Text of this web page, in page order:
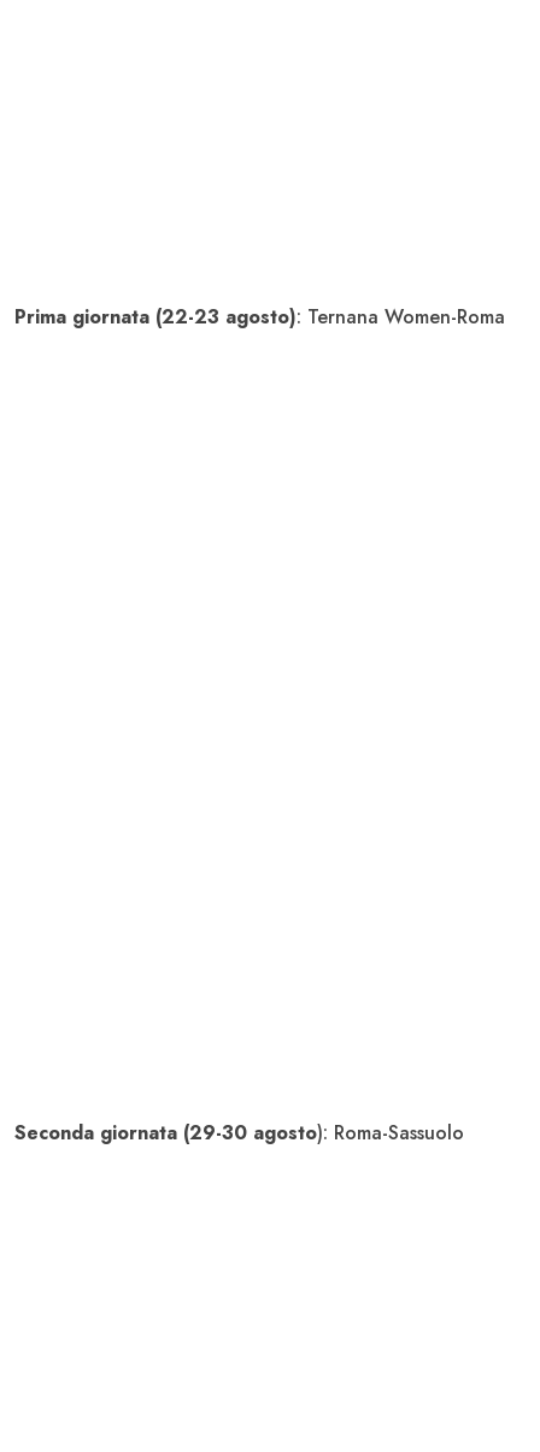
Prima giornata (22-23 agosto): Ternana Women-Roma
Seconda giornata (29-30 agosto): Roma-Sassuolo